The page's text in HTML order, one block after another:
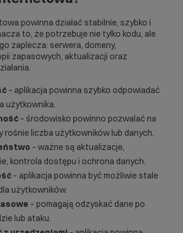
powinna działać stabilnie, szybko i
to, że potrzebuje nie tylko kodu, ale
zaplecza: serwera, domeny,
zapasowych, aktualizacji oraz
– aplikacja powinna szybko odpowiadać
użytkownika.
– środowisko powinno pozwalać na
rośnie liczba użytkowników lub danych.
– ważne są aktualizacje,
kontrola dostępu i ochrona danych.
– aplikacja powinna być możliwie stale
użytkowników.
– pomagają odzyskać dane po
lub ataku.